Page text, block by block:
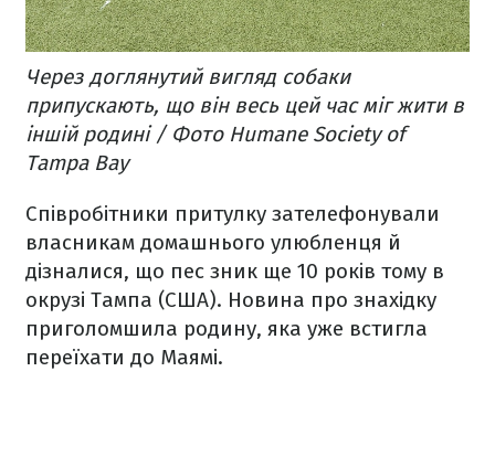
Через доглянутий вигляд собаки
припускають, що він весь цей час міг жити в
іншій родині / Фото Humane Society of
Tampa Bay
Співробітники притулку зателефонували
власникам домашнього улюбленця й
дізналися, що пес зник ще 10 років тому в
окрузі Тампа (США). Новина про знахідку
приголомшила родину, яка уже встигла
переїхати до Маямі.